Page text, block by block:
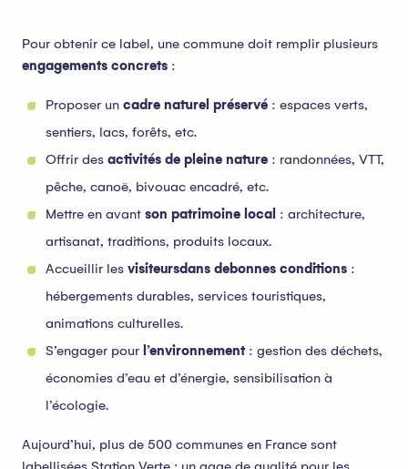
Pour obtenir ce label, une commune doit remplir plusieurs
engagements concrets :
Proposer un cadre naturel préservé: espaces verts,
sentiers, lacs, forêts, etc.
Offrir des activités de pleine nature: randonnées, VTT,
pêche, canoë, bivouac encadré, etc.
Mettre en avant son patrimoine local : architecture,
artisanat, traditions, produits locaux.
Accueillir les visiteursdans debonnes conditions:
hébergements durables, services touristiques,
animations culturelles.
S’engager pour l’environnement: gestion des déchets,
économies d’eau et d’énergie, sensibilisation à
l’écologie.
Aujourd’hui, plus de 500 communes en France sont